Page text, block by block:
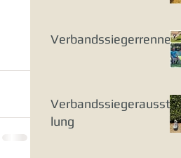
Verbandssiegerrennen
Verbandssiegerausstel
lung